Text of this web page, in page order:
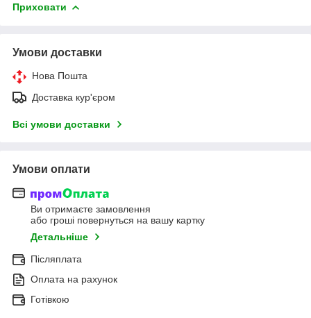
Приховати
Умови доставки
Нова Пошта
Доставка кур'єром
Всі умови доставки
Умови оплати
Ви отримаєте замовлення
або гроші повернуться на вашу картку
Детальніше
Післяплата
Оплата на рахунок
Готівкою